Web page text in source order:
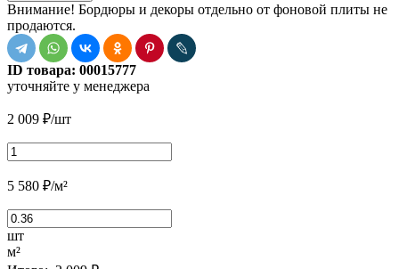
Внимание! Бордюры и декоры отдельно от фоновой плиты не
продаются.
ID товара: 00015777
уточняйте у менеджера
2 009 ₽/шт
5 580 ₽/м²
шт
м²